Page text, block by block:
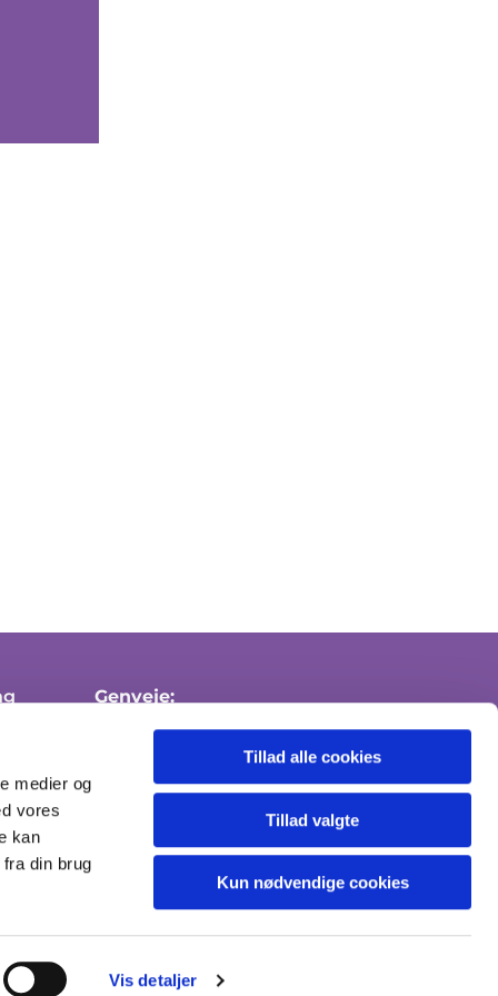
medier og
vores
kan
din brug
Vis detaljer
Tillad alle cookies
Tillad valgte
Kun nødvendige cookies
Genveje:
Medlemskab af folkekirken